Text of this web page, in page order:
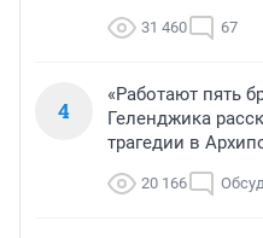
31 460 67
4
«Работают пять
Геленджика
трагедии в
20 166